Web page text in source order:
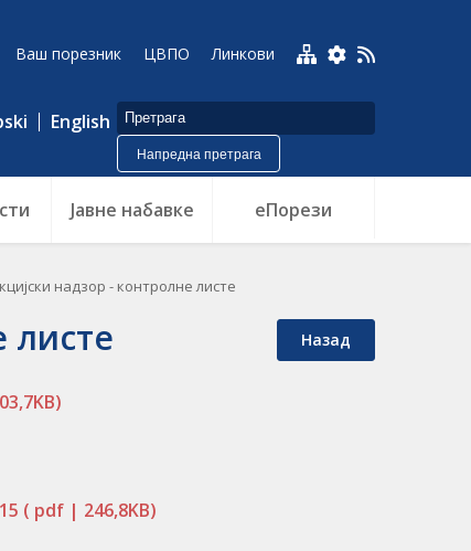
Ваш порезник ЦВПО Линкови
English
Напредна претрага
Jавне набавке еПорези
надзор - контролне листе
Назад
листе
( pdf | 246,8KB)